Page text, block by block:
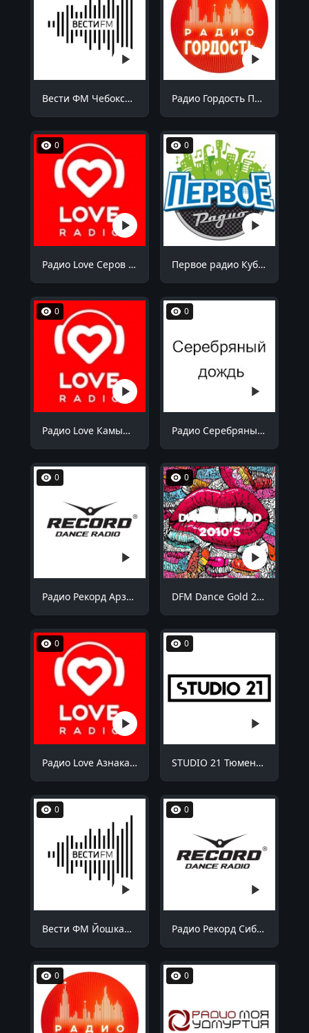
Вести ФМ Чебоксары 98.5 FM Радио Гордость Пермь 105.6 FM
0
Радио Love Серов 103.7 FM
0
Первое радио Кубани Октябрьский 94.9 FM
0
Радио Love Камышин 105.7 FM
0
Радио Серебряный дождь Саратов 104.8 FM
0
Радио Рекорд Арзамас 91.2 FM
0
DFM Dance Gold 2010s
0
Радио Love Азнакаево 98.8 FM
0
STUDIO 21 Тюмень 87.9 FM
0
Вести ФМ Йошкар-Ола 90.9 FM
0
Радио Рекорд Сибай 100.7 FM
0 0